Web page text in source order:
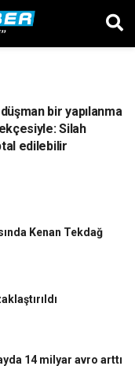
bir yapılanma
Silah
edilebilir
Kenan Tekdağ
14 milyar avro arttı